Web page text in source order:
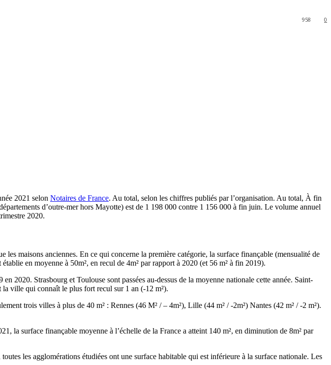
0
958
2021 selon Notaires de France. Au total, selon les chiffres publiés par l’organisation. Au total, À fin
d’outre-mer hors Mayotte) est de 1 198 000 contre 1 156 000 à fin juin. Le volume annuel
2020.
les maisons anciennes. En ce qui concerne la première catégorie, la surface finançable (mensualité de
en moyenne à 50m², en recul de 4m² par rapport à 2020 (et 56 m² à fin 2019).
2020. Strasbourg et Toulouse sont passées au-dessus de la moyenne nationale cette année. Saint-
la ville qui connaît le plus fort recul sur 1 an (-12 m²).
trois villes à plus de 40 m² : Rennes (46 M² / – 4m²), Lille (44 m² / -2m²) Nantes (42 m² / -2 m²).
la surface finançable moyenne à l’échelle de la France a atteint 140 m², en diminution de 8m² par
les agglomérations étudiées ont une surface habitable qui est inférieure à la surface nationale. Les